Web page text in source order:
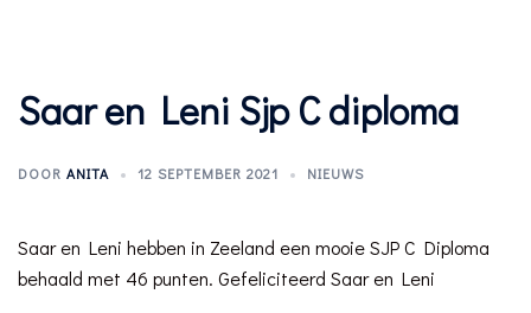
Saar en Leni Sjp C diploma
DOOR ANITA 12 SEPTEMBER 2021 NIEUWS
Saar en Leni hebben in Zeeland een mooie SJP C Diploma
behaald met 46 punten. Gefeliciteerd Saar en Leni